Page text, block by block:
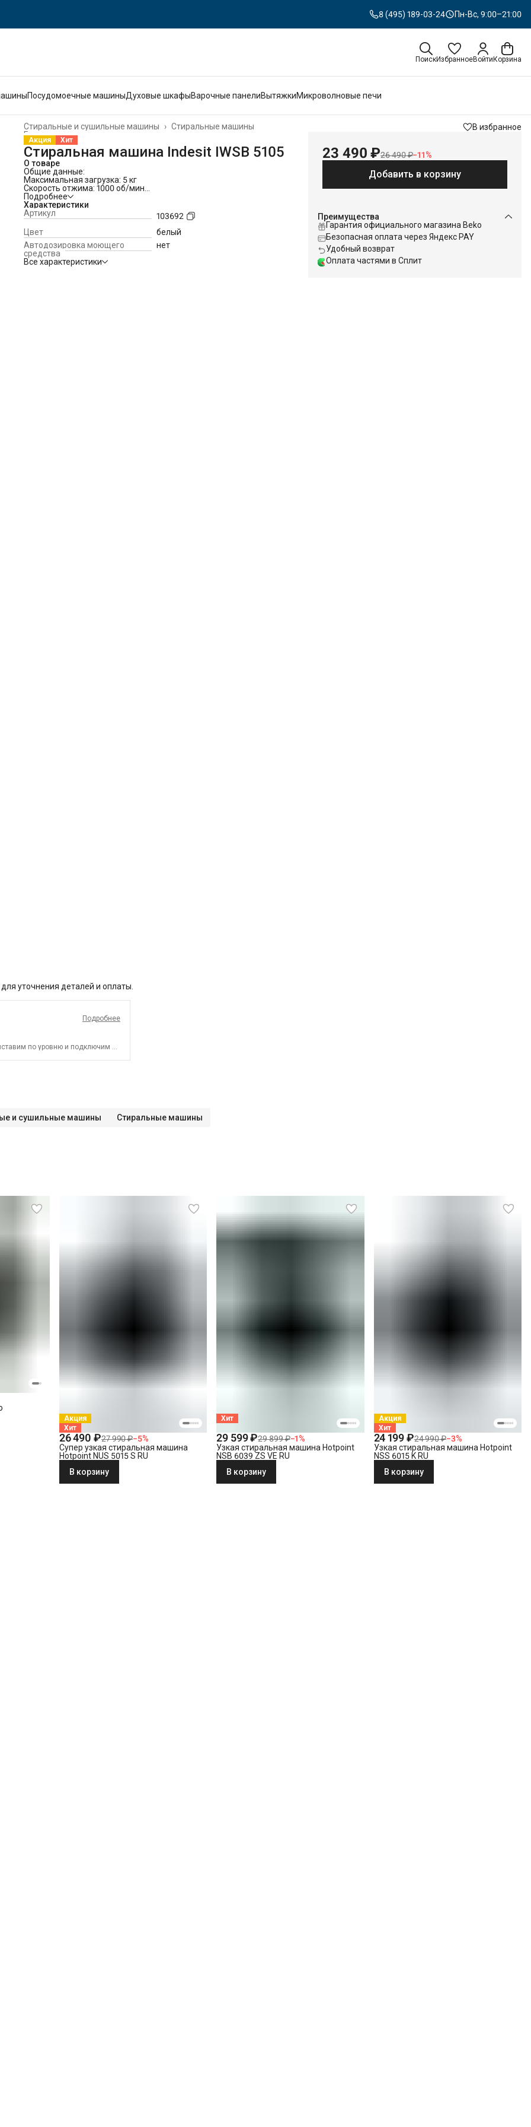
8 (495) 189-03-24 Пн-Вс, 9:00–21:00
ПоискИзбранноеВойти Корзина
Посудомоечные машиныДуховые шкафыВарочные панелиВытяжкиМикроволновые печи
Стиральные машины
Стиральные и сушильные машины
›
Главная ›
Акция Хит
Стиральная машина Indesit IWSB 5105
О товаре
Общие данные:
Максимальная загрузка: 5 кг
Скорость отжима: 1000 об/мин
Класс стирки: А
Класс отжима: С
Класс энергопотребления: А
Программы стирки:
16 программ
Забота о шерсти
Стирка деликатных тканей
Спорт
Cтирка спортивной обуви
Подробнее
Характеристики
Артикул
103692
Цвет
белый
Автодозировка моющего
средства
нет
Все характеристики
В избранное
23 490 ₽26 490 ₽−11%
Добавить в корзину
Преимущества
Гарантия официального магазина Beko
Безопасная оплата через Яндекс PAY
Удобный возврат
Оплата частями в Сплит
уточнения деталей и оплаты.
Подробнее
по уровню и подключим к
и сушильные машины Стиральные машины
Акция
Хит
26 490 ₽27 990 ₽−5%
Супер узкая стиральная машина
Hotpoint NUS 5015 S RU
В корзину
Хит
29 599 ₽29 899 ₽−1%
Узкая стиральная машина Hotpoint
NSB 6039 ZS VE RU
В корзину
Акция
Хит
24 199 ₽24 990 ₽−3%
Узкая стиральная машина Hotpoint
NSS 6015 K RU
В корзину